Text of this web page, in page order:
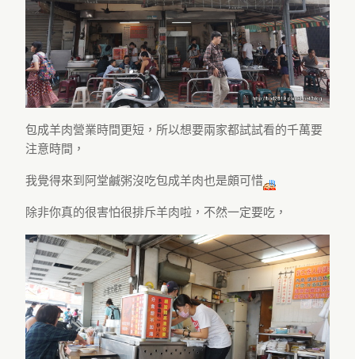
包成羊肉營業時間更短，所以想要兩家都試試看的千萬要
注意時間，
我覺得來到阿堂鹹粥沒吃包成羊肉也是頗可惜
除非你真的很害怕很排斥羊肉啦，不然一定要吃，